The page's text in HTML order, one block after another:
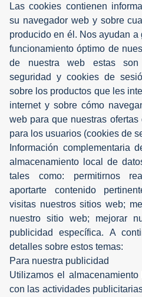
Las cookies contienen
su navegador web y sobre
producido en él. Nos ayudan a
funcionamiento óptimo de
de nuestra web estas son
seguridad y cookies de
sobre los productos que les
internet y sobre cómo
web para que nuestras
para los usuarios (cookies de
Información complementaria
almacenamiento local de
tales como: permitirnos
aportarte contenido
visitas nuestros sitios web;
nuestro sitio web; mejorar
publicidad específica. A
detalles sobre estos temas:
Para nuestra publicidad
Utilizamos el
con las actividades